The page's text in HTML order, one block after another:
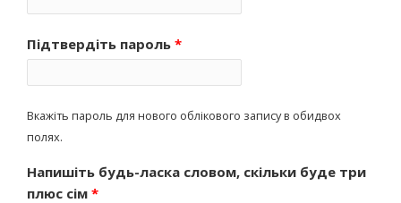
Підтвердіть пароль *
Вкажіть пароль для нового облікового запису в обидвох
полях.
Напишіть будь-ласка словом, скільки буде три
плюс сім *